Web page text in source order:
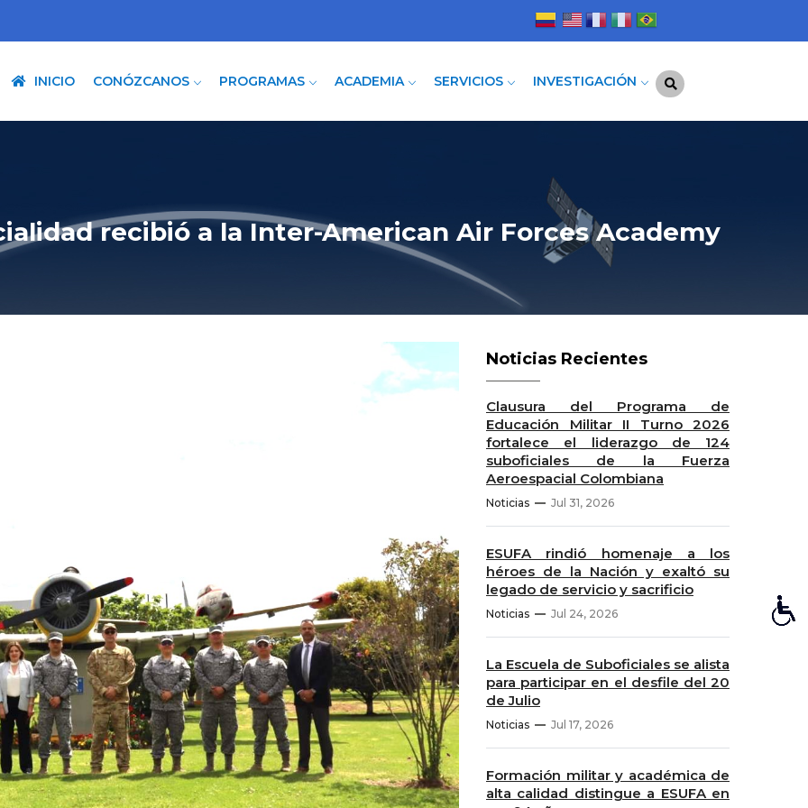
INICIO CONÓZCANOS PROGRAMAS ACADEMIA SERVICIOS INVESTIGACIÓN
recibió a la Inter-American Air Forces Academy
Noticias Recientes
Clausura del Programa de
Educación Militar II Turno 2026
fortalece el liderazgo de 124
suboficiales de la Fuerza
Aeroespacial Colombiana
Noticias Jul 31, 2026
ESUFA rindió homenaje a los
héroes de la Nación y exaltó su
legado de servicio y sacrificio
Noticias Jul 24, 2026
La Escuela de Suboficiales se alista
para participar en el desfile del 20
de Julio
Noticias Jul 17, 2026
Formación militar y académica de
alta calidad distingue a ESUFA en